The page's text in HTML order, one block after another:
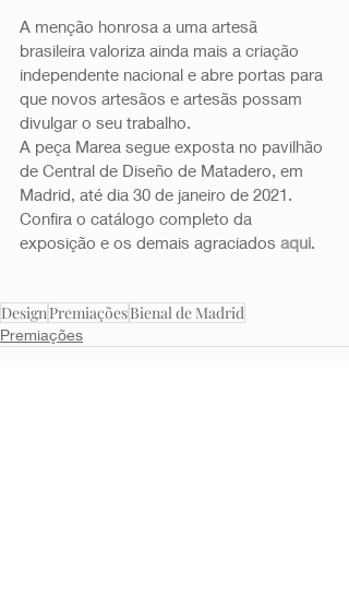
A menção honrosa a uma artesã
brasileira valoriza ainda mais a criação
independente nacional e abre portas para
que novos artesãos e artesãs possam
divulgar o seu trabalho.
A peça Marea segue exposta no pavilhão
de Central de Diseño de Matadero, em
Madrid, até dia 30 de janeiro de 2021.
Confira o catálogo completo da
exposição e os demais agraciados aqui.
DesignPremiaçõesBienal de Madrid
Premiações